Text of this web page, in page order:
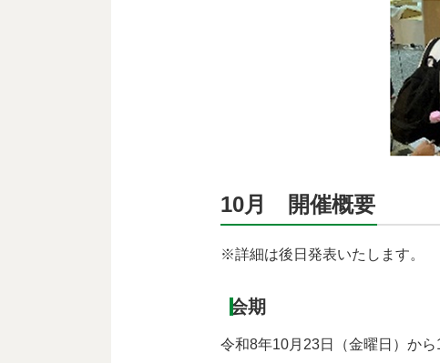
10月 開催概要
※詳細は後日発表いたします。
会期
令和8年10月23日（金曜日）か